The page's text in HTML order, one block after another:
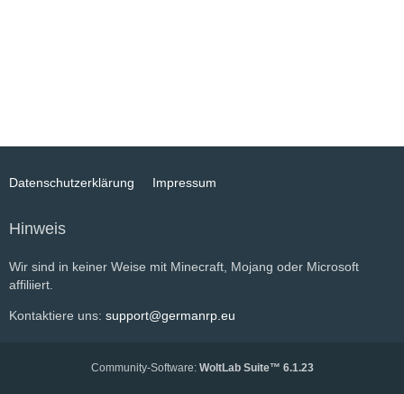
Datenschutzerklärung Impressum
Hinweis
Wir sind in keiner Weise mit Minecraft, Mojang oder Microsoft
affiliiert.
Kontaktiere uns: support@germanrp.eu
Community-Software: WoltLab Suite™ 6.1.23